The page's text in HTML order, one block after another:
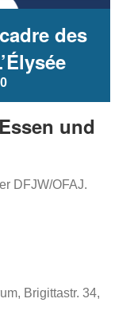
des
und
DFJW/OFAJ.
Brigittastr. 34,